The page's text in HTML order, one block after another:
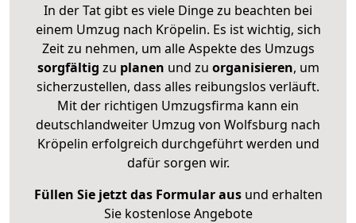
In der Tat gibt es viele Dinge zu beachten bei
einem Umzug nach Kröpelin. Es ist wichtig, sich
Zeit zu nehmen, um alle Aspekte des Umzugs
sorgfältig zu planen und zu organisieren, um
sicherzustellen, dass alles reibungslos verläuft.
Mit der richtigen Umzugsfirma kann ein
deutschlandweiter Umzug von Wolfsburg nach
Kröpelin erfolgreich durchgeführt werden und
dafür sorgen wir.
Füllen Sie jetzt das Formular ausund erhalten
Sie kostenlose Angebote